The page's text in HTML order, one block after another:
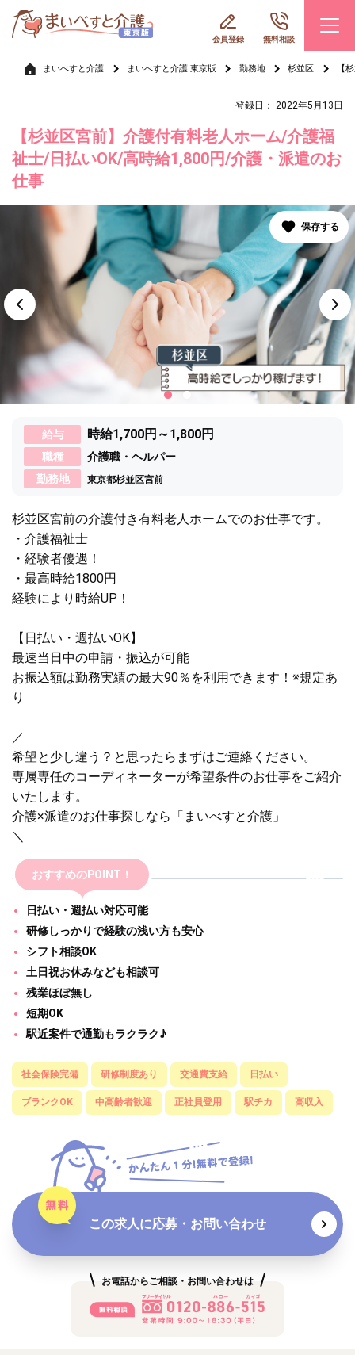
会員登録 無料相談
まいべすと介護 まいべすと介護 東京版 勤務地 杉並区 【
登録日： 2022年5月13日
【杉並区宮前】介護付有料老人ホーム/介護福
祉士/日払いOK/高時給1,800円/介護・派遣のお
仕事
給与 時給1,700円～1,800円
職種
介護職・ヘルパー
勤務地
東京都杉並区宮前
杉並区宮前の介護付き有料老人ホームでのお仕事です。
・介護福祉士
・経験者優遇！
・最高時給1800円
経験により時給UP！
【日払い・週払いOK】
最速当日中の申請・振込が可能
お振込額は勤務実績の最大90％を利用できます！※規定あ
り
／
希望と少し違う？と思ったらまずはご連絡ください。
専属専任のコーディネーターが希望条件のお仕事をご紹介
いたします。
介護×派遣のお仕事探しなら「まいべすと介護」
＼
おすすめのPOINT！
日払い・週払い対応可能
研修しっかりで経験の浅い方も安心
シフト相談OK
土日祝お休みなども相談可
残業ほぼ無し
短期OK
駅近案件で通勤もラクラク♪
社会保険完備 研修制度あり 交通費支給 日払い
ブランクOK 中高齢者歓迎 正社員登用 駅チカ 高収入
この求人に応募・お問い合わせ
お電話からご相談・お問い合わせは